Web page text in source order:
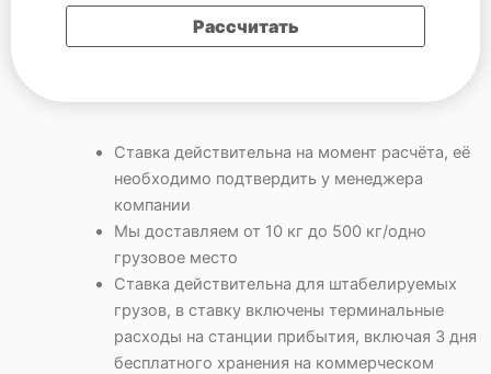
Ставка действительна на момент расчёта, её
необходимо подтвердить у менеджера
компании
Мы доставляем от 10 кг до 500 кг/одно
грузовое место
Cтавка действительна для штабелируемых
грузов, в ставку включены терминальные
расходы на станции прибытия, включая 3 дня
бесплатного хранения на коммерческом